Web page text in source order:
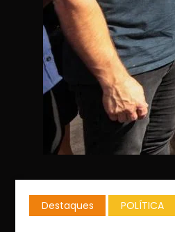
Destaques POLÍTICA